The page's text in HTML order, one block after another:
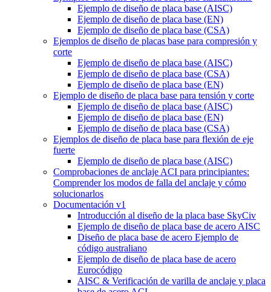
Ejemplo de diseño de placa base (AISC)
Ejemplo de diseño de placa base (EN)
Ejemplo de diseño de placa base (CSA)
Ejemplos de diseño de placas base para compresión y
corte
Ejemplo de diseño de placa base (AISC)
Ejemplo de diseño de placa base (CSA)
Ejemplo de diseño de placa base (EN)
Ejemplo de diseño de placa base para tensión y corte
Ejemplo de diseño de placa base (AISC)
Ejemplo de diseño de placa base (EN)
Ejemplo de diseño de placa base (CSA)
Ejemplos de diseño de placa base para flexión de eje
fuerte
Ejemplo de diseño de placa base (AISC)
Comprobaciones de anclaje ACI para principiantes:
Comprender los modos de falla del anclaje y cómo
solucionarlos
Documentación v1
Introducción al diseño de la placa base SkyCiv
Ejemplo de diseño de placa base de acero AISC
Diseño de placa base de acero Ejemplo de
código australiano
Ejemplo de diseño de placa base de acero
Eurocódigo
AISC & Verificación de varilla de anclaje y placa